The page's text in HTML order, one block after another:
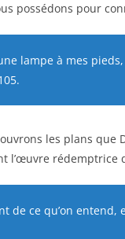
possédons pour
lampe à mes
les plans que
l’œuvre rédemptrice
de ce qu’on entend,